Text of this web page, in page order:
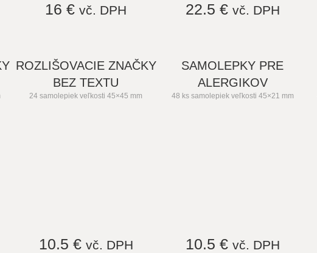
16 € vč. DPH 22.5 € vč. DPH
ROZLIŠOVACIE ZNAČKY
BEZ TEXTU
24 samolepiek veľkosti 45×45 mm
10.5 € vč. DPH
SAMOLEPKY PRE
ALERGIKOV
48 ks samolepiek veľkosti 45×21 mm
10.5 € vč. DPH